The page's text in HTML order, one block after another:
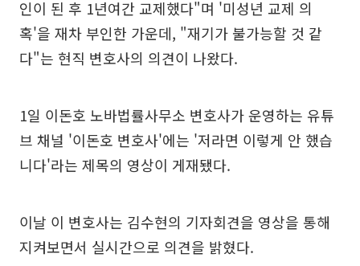
인이 된 후 1년여간 교제했다"며 '미성년 교제 의
혹'을 재차 부인한 가운데, "재기가 불가능할 것 같
다"는 현직 변호사의 의견이 나왔다.
1일 이돈호 노바법률사무소 변호사가 운영하는 유튜
브 채널 '이돈호 변호사'에는 '저라면 이렇게 안 했습
니다'라는 제목의 영상이 게재됐다.
이날 이 변호사는 김수현의 기자회견을 영상을 통해
지켜보면서 실시간으로 의견을 밝혔다.